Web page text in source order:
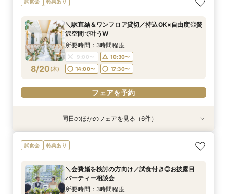
8/19(水)
人気料理演出体験
9:00〜
14:00〜
17:30〜
フェアを予約
8/19(水)
パーティー相談会
9:00〜
14:00〜
17:30〜
フェアを予約
8/19(水)
沢空間で叶うW
9:00〜
14:00〜
17:30〜
フェアを予約
8/19(水)
案！コスパ◎相談会
9:00〜
14:00〜
17:30〜
フェアを予約
8/19(水)
ンライン相談会
11:00〜
17:30〜
18:30〜
フェアを予約
8/19(水)
ないリラックスW
9:00〜
14:00〜
17:30〜
フェアを予約
8/20 (木)
＼駅直結＆ワンフロア貸切／持込OK×自由度◎贅
沢空間で叶うW
所要時間：3時間程度
9:00〜
10:30〜
14:00〜
17:30〜
フェアを予約
特典あり
8/20(木)
＼料理重視の方へ／最高グレードへUP特典付◎
人気料理演出体験
9:00〜
10:30〜
14:00〜
17:30〜
特典あり
8/20(木)
＼会費婚を検討の方向け／試食付き◎お披露目
パーティー相談会
9:00〜
10:30〜
14:00〜
17:30〜
特典あり
8/20(木)
【自己負担ゼロで叶う】パーティースタイル提
案！コスパ◎相談会
9:00〜
10:30〜
14:00〜
17:30〜
特典あり
8/20(木)
＼1件目来館特典有／贅沢試食付◆見積もり＆日
程イチから相談会
9:00〜
10:30〜
14:00〜
17:30〜
8/20(木)
最短60分！さくっと相談OK◎スマホで簡単！オ
ンライン相談会
11:00〜
14:00〜
17:30〜
18:30〜
特典あり
8/20(木)
平日限定特典あり◆コスパ×アクセス◎肩肘張ら
ないリラックスW
9:00〜
10:30〜
14:00〜
17:30〜
同日のほかのフェアを見る（6件）
試食会 特典あり
＼会費婚を検討の方向け／試食付き◎お披露目
パーティー相談会
所要時間：3時間程度